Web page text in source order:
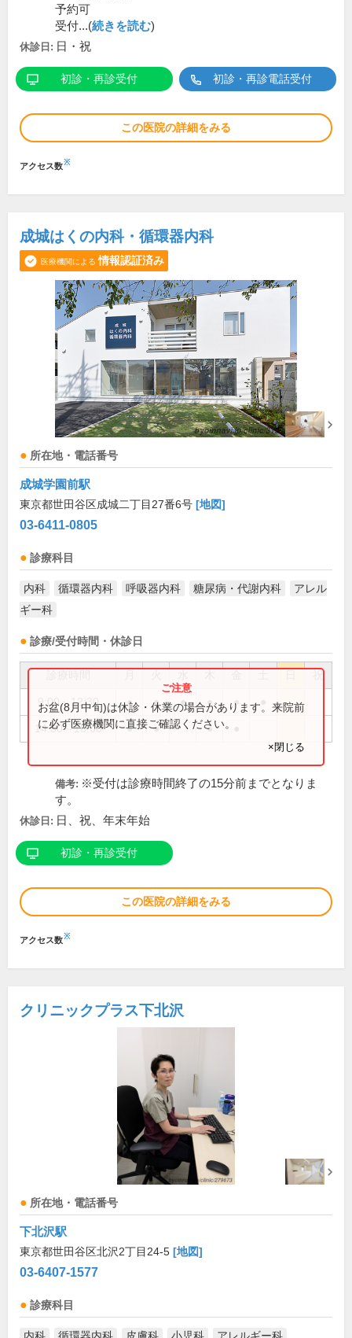
予約可
受付...(続きを読む)
休診日: 日・祝
初診・再診受付 初診・再診電話受付
この医院の詳細をみる
アクセス数※
成城はくの内科・循環器内科
医療機関による 情報認証済み
所在地・電話番号
成城学園前駅
東京都世田谷区成城二丁目27番6号 [地図]
03-6411-0805
診療科目
内科 循環器内科 呼吸器内科 糖尿病・代謝内科
アレル
ギー科
診療/受付時間・休診日
祝
9:00～12:30 ● ● ● ● ●
14:30～18:00 ● ● ●
お盆(8月中旬)は休診・休業の場合があります。来院前
に必ず医療機関に直接ご確認ください。
×閉じる
備考: ※受付は診療時間終了の15分前までとなりま
す。
休診日: 日、祝、年末年始
初診・再診受付
この医院の詳細をみる
アクセス数※
クリニックプラス下北沢
所在地・電話番号
下北沢駅
東京都世田谷区北沢2丁目24-5 [地図]
03-6407-1577
診療科目